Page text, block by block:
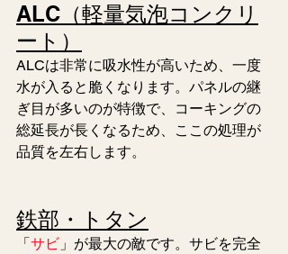
ALC（軽量気泡コンクリ
ート）
ALCは非常に吸水性が高いため、一度
水が入ると脆くなります。パネルの継
ぎ目が多いのが特徴で、コーキングの
総延長が長くなるため、ここの処理が
品質を左右します。
鉄部・トタン
「 サビ 」が最大の敵です。サビを完全